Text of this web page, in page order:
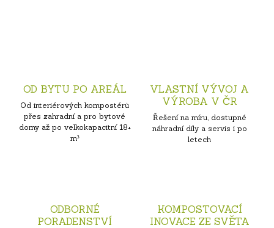
OD BYTU PO AREÁL
Od interiérových kompostérů
přes zahradní a pro bytové
domy až po velkokapacitní 18+
m³
VLASTNÍ VÝVOJ A
VÝROBA V ČR
Řešení na míru, dostupné
náhradní díly a servis i po
letech
ODBORNÉ
PORADENSTVÍ
KOMPOSTOVACÍ
INOVACE ZE SVĚTA